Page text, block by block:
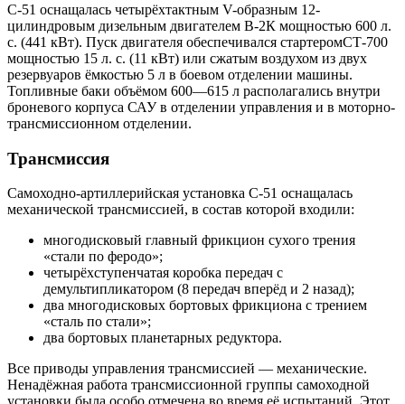
С-51 оснащалась четырёхтактным V-образным 12-
цилиндровым дизельным двигателем В-2К мощностью 600 л.
с. (441 кВт). Пуск двигателя обеспечивался стартеромСТ-700
мощностью 15 л. с. (11 кВт) или сжатым воздухом из двух
резервуаров ёмкостью 5 л в боевом отделении машины.
Топливные баки объёмом 600—615 л располагались внутри
броневого корпуса САУ в отделении управления и в моторно-
трансмиссионном отделении.
Трансмиссия
Самоходно-артиллерийская установка С-51 оснащалась
механической трансмиссией, в состав которой входили:
многодисковый главный фрикцион сухого трения
«стали по феродо»;
четырёхступенчатая коробка передач с
демультипликатором (8 передач вперёд и 2 назад);
два многодисковых бортовых фрикциона с трением
«сталь по стали»;
два бортовых планетарных редуктора.
Все приводы управления трансмиссией — механические.
Ненадёжная работа трансмиссионной группы самоходной